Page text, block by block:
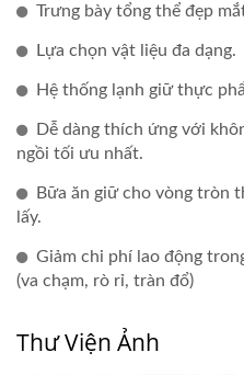
Trưng bày tổng thể đẹp
Lựa chọn vật liệu đa dạng.
Hệ thống lạnh giữ thực
Dễ dàng thích ứng với
ngồi tối ưu nhất.
Bữa ăn giữ cho vòng tròn
lấy.
Giảm chi phí lao động
(va chạm, rò rỉ, tràn đổ)
Thư Viện Ảnh